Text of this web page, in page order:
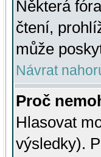
Některá
čtení,
může
Návrat
Proč
Hlasovat
výsledky).